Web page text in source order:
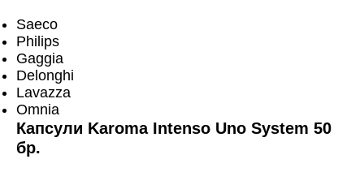
Saeco
Philips
Gaggia
Delonghi
Lavazza
Omnia
Капсули Karoma Intenso Uno System 50
бр.